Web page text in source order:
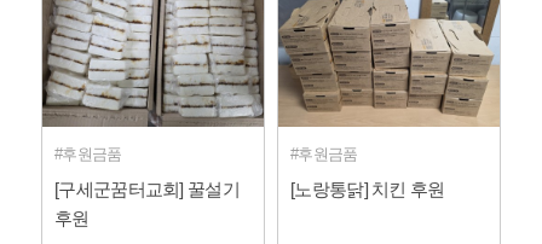
후원금품
[구세군꿈터교회] 꿀설기
후원
후원금품
[노랑통닭] 치킨 후원